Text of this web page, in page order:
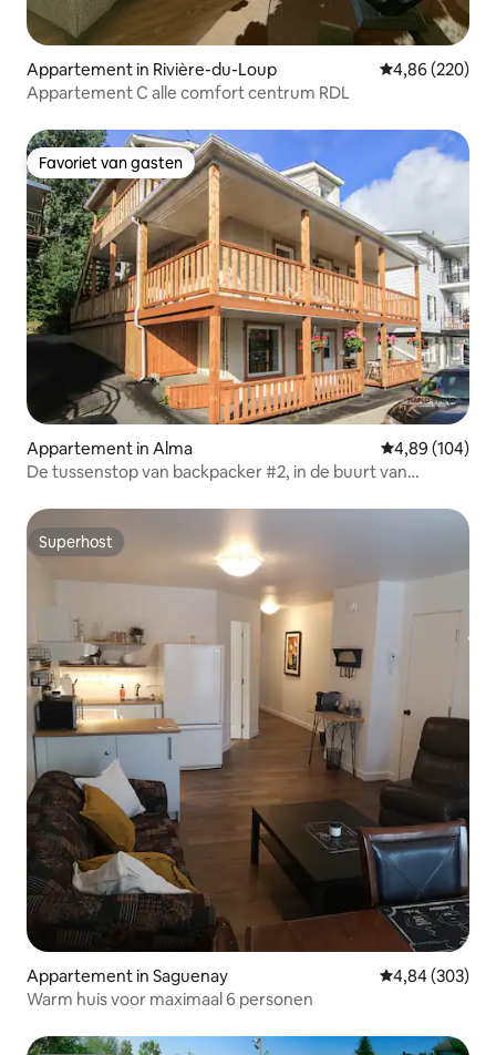
Appartement in Rivière-du-Loup Gemiddelde
4,86 (220)
Appartement C alle comfort centrum RDL
Favoriet van gasten
Favoriet van gasten
Appartement in Alma Gemiddelde
4,89 (104)
De tussenstop van backpacker #2, in de buurt van
Superhost
Superhost
Appartement in Saguenay Gemiddelde
4,84 (303)
Warm huis voor maximaal 6 personen